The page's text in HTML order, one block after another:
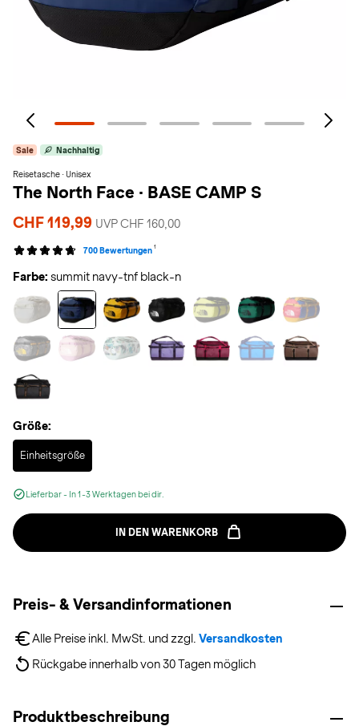
Sale Nachhaltig
Reisetasche · Unisex
The North Face · BASE CAMP S
CHF 119,99 UVP CHF 160,00
700 Bewertungen 1
Farbe: summit navy-tnf black-n
Größe:
Einheitsgröße
Selected
Lieferbar - In 1-3 Werktagen bei dir.
IN DEN WARENKORB
Preis- & Versandinformationen
Alle Preise inkl. MwSt. und zzgl. Versandkosten
Rückgabe innerhalb von 30 Tagen möglich
Produktbeschreibung